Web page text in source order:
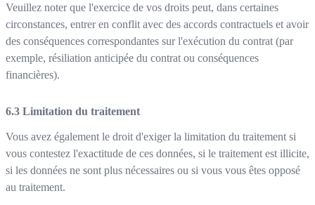
Veuillez noter que l'exercice de vos droits peut, dans certaines
circonstances, entrer en conflit avec des accords contractuels et avoir
des conséquences correspondantes sur l'exécution du contrat (par
exemple, résiliation anticipée du contrat ou conséquences
financières).
Limitation du traitement
Vous avez également le droit d'exiger la limitation du traitement si
vous contestez l'exactitude de ces données, si le traitement est illicite,
si les données ne sont plus nécessaires ou si vous vous êtes opposé
au traitement.